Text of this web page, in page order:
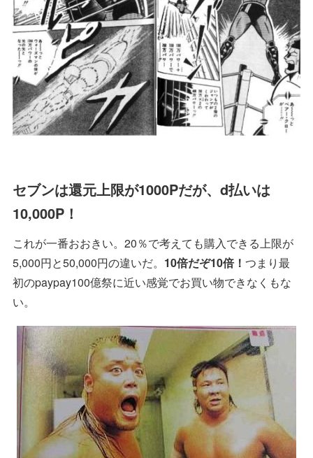
セブンは還元上限が1000Pだが、d払いは
10,000P！
これが一番おおきい。20％で考えても購入できる上限が
5,000円と50,000円の違いだ。 10倍だぞ10倍！ つまり最
初のpaypay100億祭に近い感覚でお買い物できなくもな
い。